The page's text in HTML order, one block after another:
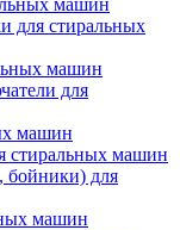
машин
для стиральных
машин
для
машин
стиральных машин
бойники) для
машин